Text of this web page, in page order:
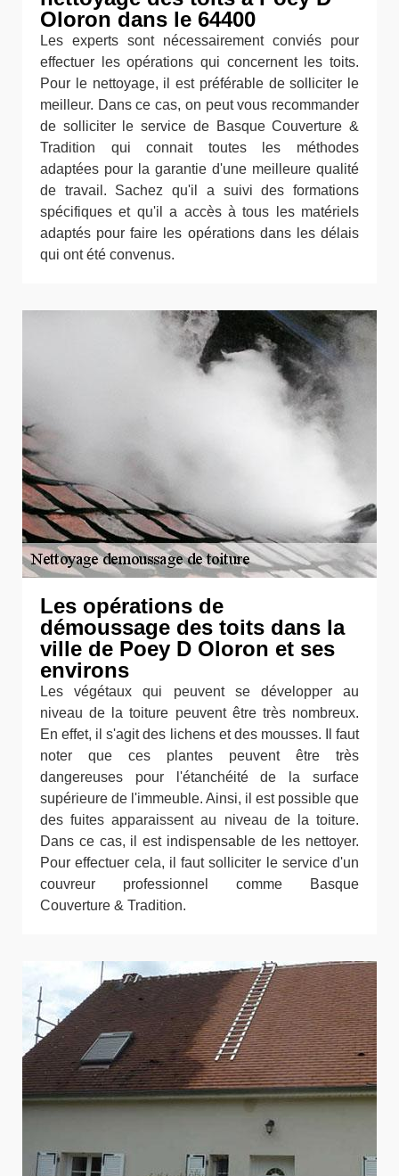
Oloron dans le 64400
Les experts sont nécessairement conviés pour
effectuer les opérations qui concernent les toits.
Pour le nettoyage, il est préférable de solliciter le
meilleur. Dans ce cas, on peut vous recommander
de solliciter le service de Basque Couverture &
Tradition qui connait toutes les méthodes
adaptées pour la garantie d'une meilleure qualité
de travail. Sachez qu'il a suivi des formations
spécifiques et qu'il a accès à tous les matériels
adaptés pour faire les opérations dans les délais
qui ont été convenus.
Les opérations de
démoussage des toits dans la
ville de Poey D Oloron et ses
environs
Les végétaux qui peuvent se développer au
niveau de la toiture peuvent être très nombreux.
En effet, il s'agit des lichens et des mousses. Il faut
noter que ces plantes peuvent être très
dangereuses pour l'étanchéité de la surface
supérieure de l'immeuble. Ainsi, il est possible que
des fuites apparaissent au niveau de la toiture.
Dans ce cas, il est indispensable de les nettoyer.
Pour effectuer cela, il faut solliciter le service d'un
couvreur professionnel comme Basque
Couverture & Tradition.